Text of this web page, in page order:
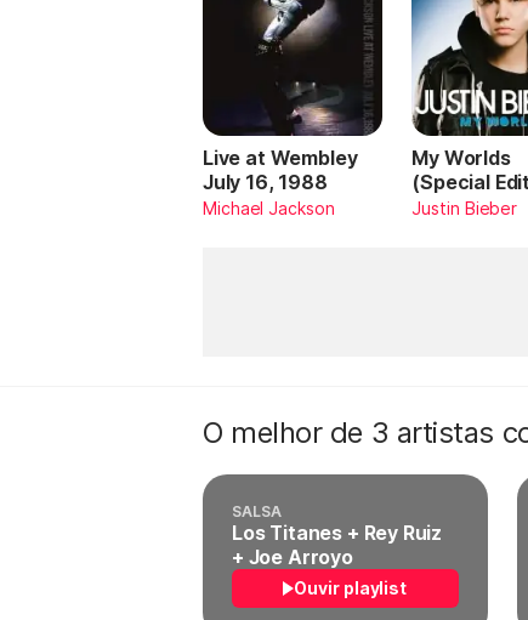
Live at Wembley
July 16, 1988
Michael Jackson
My Worlds
(Special
Justin Bieber
O melhor de 3 artistas
SALSA
Los Titanes + Rey Ruiz
+ Joe Arroyo
Ouvir playlist